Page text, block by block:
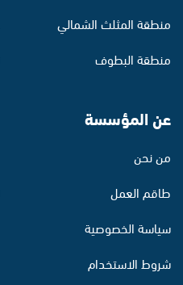
منطقة المثلث الشمالي
منطقة البطوف
عن المؤسسة
من نحن
طاقم العمل
سياسة الخصوصية
شروط الاستخدام